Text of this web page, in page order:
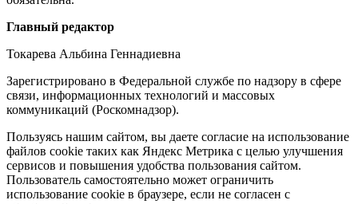
Редакция
Главный редактор
Токарева Альбина Геннадиевна
Зарегистрировано в Федеральной службе по надзору в сфере
связи, информационных технологий и массовых
коммуникаций (Роскомнадзор).
Политика
cookie
Пользуясь нашим сайтом, вы даете согласие на использование
файлов cookie таких как Яндекс Метрика с целью улучшения
сервисов и повышения удобства пользования сайтом.
Пользователь самостоятельно может ограничить
использование cookie в браузере, если не согласен с